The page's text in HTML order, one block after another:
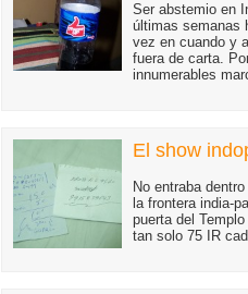
Ser abstemio en
últimas semanas
vez en cuando y
fuera de carta.
innumerables
El show
No entraba
la frontera india-
puerta del
tan solo 75 IR